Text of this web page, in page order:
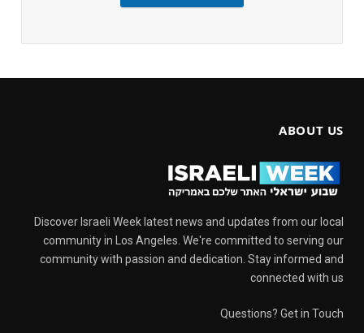
ABOUT US
Discover Israeli Week latest news and updates from our local
community in Los Angeles. We're committed to serving our
community with passion and dedication. Stay informed and
connected with us
Questions? Get in Touch